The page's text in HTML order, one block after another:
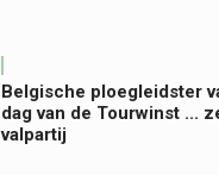
Belgische ploegleidster
dag van de Tourwinst ...
valpartij